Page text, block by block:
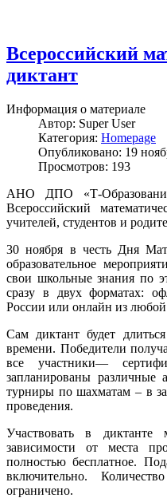
Всероссийский
диктант
Информация о материале
Автор: Super User
Категория: Homepage
Опубликовано: 19
Просмотров: 193
АНО ДПО «Т-
Всероссийский
учителей, студентов и
30 ноября в честь Дня
образовательное
свои школьные знания по
сразу в двух форматах:
России или онлайн из
Сам диктант будет
времени. Победители
все участники—
запланированы различные
турниры по шахматам – в
проведения.
Участвовать в
зависимости от места
полностью бесплатное.
включительно.
ограничено.